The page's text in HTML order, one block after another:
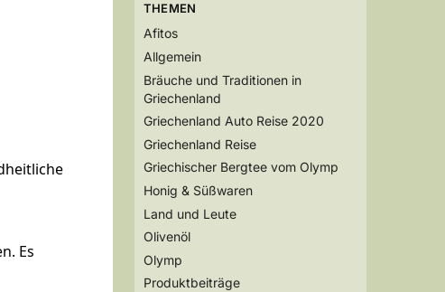
Es
THEMEN
Afitos
Allgemein
Bräuche und Traditionen in
Griechenland
Griechenland Auto Reise 2020
Griechenland Reise
Griechischer Bergtee vom Olymp
Honig & Süßwaren
Land und Leute
Olivenöl
Olymp
Produktbeiträge